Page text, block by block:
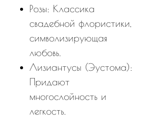
Розы: Классика
свадебной флористики,
символизирующая
любовь.
Лизиантусы (Эустома):
Придают
многослойность и
легкость.